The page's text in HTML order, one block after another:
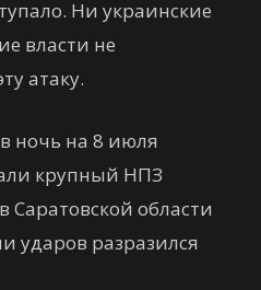
Ни украинские
власти не
атаку.
ночь на 8 июля
крупный НПЗ
Саратовской области
ударов разразился